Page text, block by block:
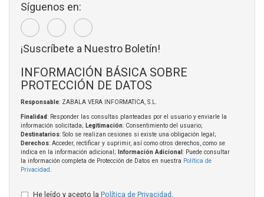
Síguenos en:
¡Suscríbete a Nuestro Boletín!
INFORMACIÓN BÁSICA SOBRE
PROTECCIÓN DE DATOS
Responsable: ZABALA VERA INFORMATICA, S.L.
Finalidad: Responder las consultas planteadas por el usuario y enviarle la
información solicitada; Legitimación: Consentimiento del usuario;
Destinatarios: Solo se realizan cesiones si existe una obligación legal;
Derechos: Acceder, rectificar y suprimir, así como otros derechos, como se
indica en la información adicional;
Información Adicional : Puede consultar
la información completa de Protección de Datos en nuestra Política de
Privacidad
He leído y acepto la Política de Privacidad .